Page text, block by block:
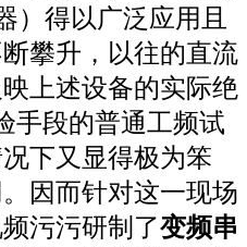
）得以广泛应用且
升，以往的直流
上述设备的实际绝
验手段的普通工频试
下又显得极为笨
。因而针对这一现场
频污污研制了变频串